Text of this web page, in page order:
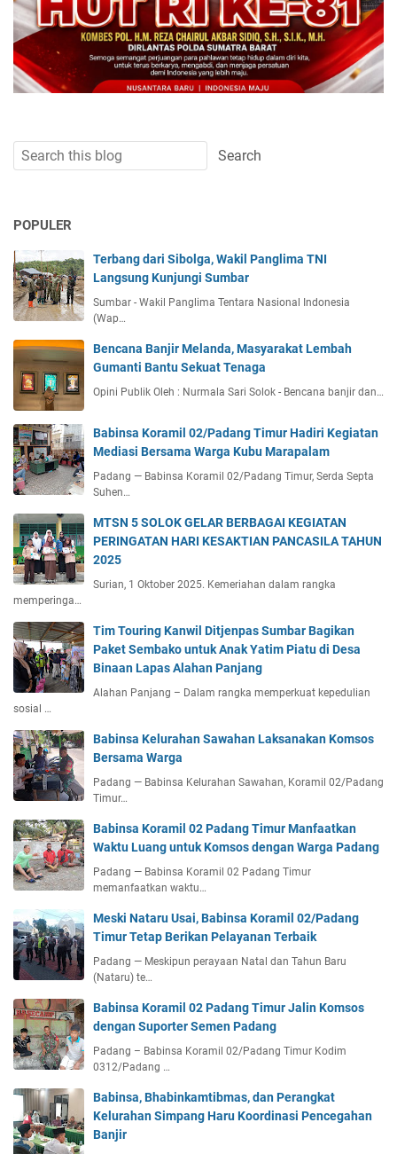
POPULER
Terbang dari Sibolga, Wakil Panglima TNI
Langsung Kunjungi Sumbar
Sumbar - Wakil Panglima Tentara Nasional Indonesia
(Wap…
Bencana Banjir Melanda, Masyarakat Lembah
Gumanti Bantu Sekuat Tenaga
Opini Publik Oleh : Nurmala Sari Solok - Bencana banjir dan…
Babinsa Koramil 02/Padang Timur Hadiri Kegiatan
Mediasi Bersama Warga Kubu Marapalam
Padang — Babinsa Koramil 02/Padang Timur, Serda Septa
Suhen…
MTSN 5 SOLOK GELAR BERBAGAI KEGIATAN
PERINGATAN HARI KESAKTIAN PANCASILA TAHUN
2025
Surian, 1 Oktober 2025. Kemeriahan dalam rangka
memperinga…
Tim Touring Kanwil Ditjenpas Sumbar Bagikan
Paket Sembako untuk Anak Yatim Piatu di Desa
Binaan Lapas Alahan Panjang
Alahan Panjang – Dalam rangka memperkuat kepedulian
sosial …
Babinsa Kelurahan Sawahan Laksanakan Komsos
Bersama Warga
Padang — Babinsa Kelurahan Sawahan, Koramil 02/Padang
Timur…
Babinsa Koramil 02 Padang Timur Manfaatkan
Waktu Luang untuk Komsos dengan Warga Padang
Padang — Babinsa Koramil 02 Padang Timur
memanfaatkan waktu…
Meski Nataru Usai, Babinsa Koramil 02/Padang
Timur Tetap Berikan Pelayanan Terbaik
Padang — Meskipun perayaan Natal dan Tahun Baru
(Nataru) te…
Babinsa Koramil 02 Padang Timur Jalin Komsos
dengan Suporter Semen Padang
Padang – Babinsa Koramil 02/Padang Timur Kodim
0312/Padang …
Babinsa, Bhabinkamtibmas, dan Perangkat
Kelurahan Simpang Haru Koordinasi Pencegahan
Banjir